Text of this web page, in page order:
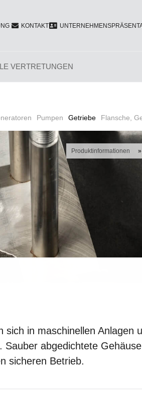
KONTAKT
VERTRETUNGEN
Pumpen Getriebe Flansche,
Produktinformationen »
in maschinellen Anlagen
abgedichtete
sicheren Betrieb.